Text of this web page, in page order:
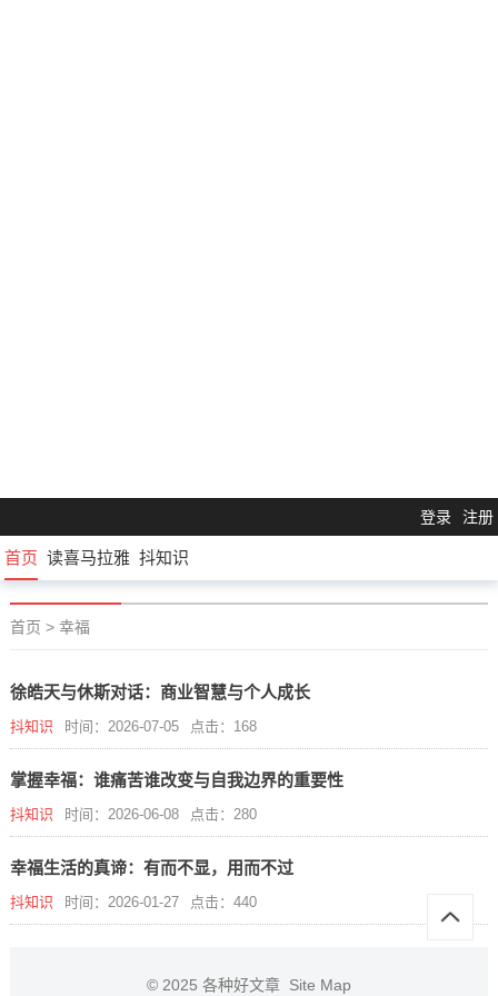
登录 注册
首页 读喜马拉雅 抖知识
首页 > 幸福
徐皓天与休斯对话：商业智慧与个人成长
抖知识 时间：2026-07-05 点击：168
掌握幸福：谁痛苦谁改变与自我边界的重要性
抖知识 时间：2026-06-08 点击：280
幸福生活的真谛：有而不显，用而不过
抖知识 时间：2026-01-27 点击：440
© 2025 各种好文章 Site Map